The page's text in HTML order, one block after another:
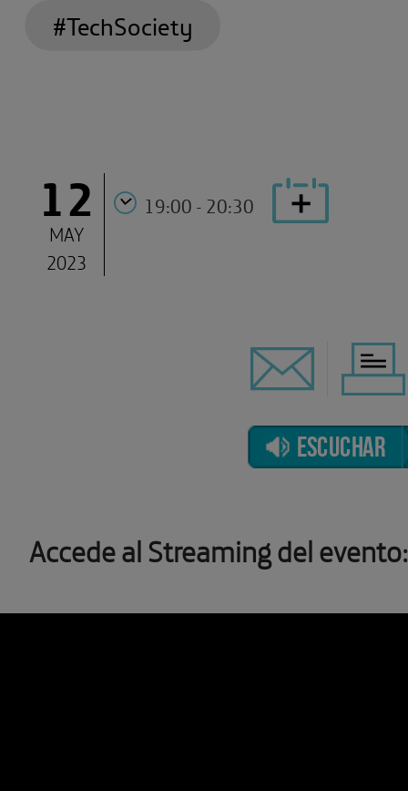
#TechSociety
12
MAY
2023
19:00 - 20:30
ESCUCHAR
Accede al Streaming del evento: